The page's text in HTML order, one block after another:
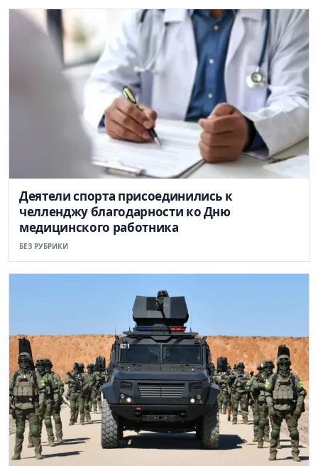
Деятели спорта присоединились к
челленджу благодарности ко Дню
медицинского работника
БЕЗ РУБРИКИ